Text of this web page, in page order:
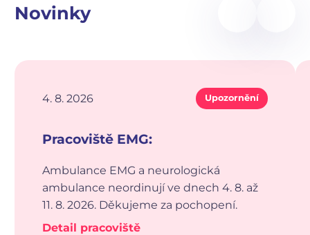
Novinky
4. 8. 2026 Upozornění
Pracoviště EMG:
Ambulance EMG a neurologická
ambulance neordinují ve dnech 4. 8. až
11. 8. 2026. Děkujeme za pochopení.
Detail pracoviště